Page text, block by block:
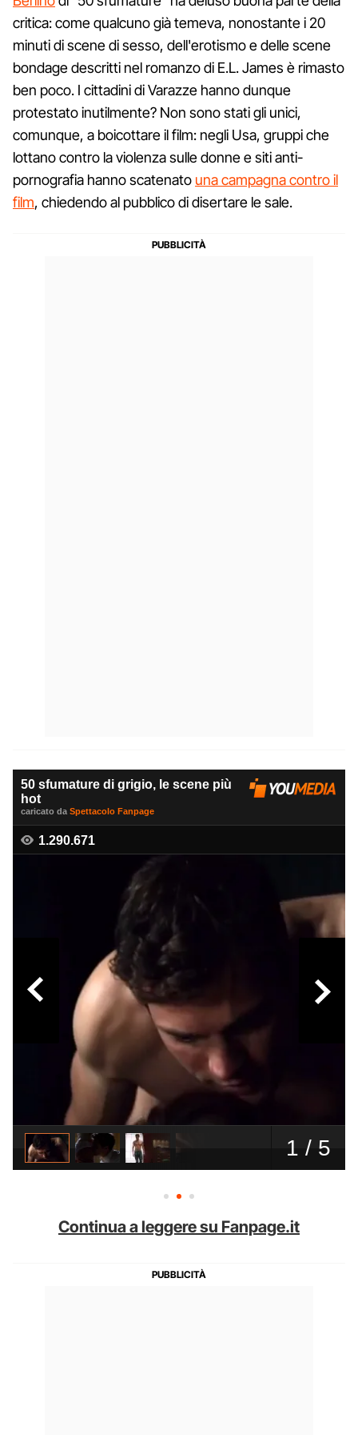
critica: come qualcuno già temeva, nonostante i 20
minuti di scene di sesso, dell'erotismo e delle scene
bondage descritti nel romanzo di E.L. James è rimasto
ben poco. I cittadini di Varazze hanno dunque
protestato inutilmente? Non sono stati gli unici,
comunque, a boicottare il film: negli Usa, gruppi che
lottano contro la violenza sulle donne e siti anti-
pornografia hanno scatenato una campagna contro il
film, chiedendo al pubblico di disertare le sale.
Continua a leggere su Fanpage.it